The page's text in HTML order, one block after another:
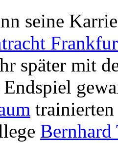
seine
später mit
Endspiel
Bernhard